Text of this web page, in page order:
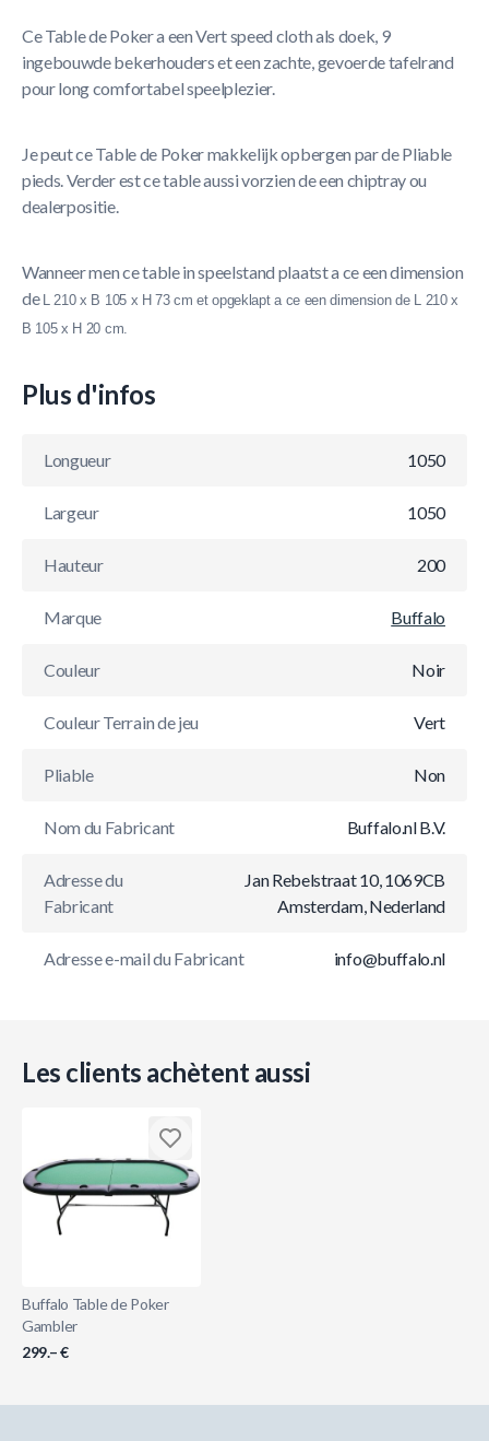
Ce Table de Poker a een Vert speed cloth als doek, 9
ingebouwde bekerhouders et een zachte, gevoerde tafelrand
pour long comfortabel speelplezier.
Je peut ce Table de Poker makkelijk opbergen par de Pliable
pieds. Verder est ce table aussi vorzien de een chiptray ou
dealerpositie.
Wanneer men ce table in speelstand plaatst a ce een dimension
de L 210 x B 105 x H 73 cm et opgeklapt a ce een dimension de L 210 x
B 105 x H 20 cm.
Plus d'infos
Longueur 1050
Largeur 1050
Hauteur 200
Marque Buffalo
Couleur Noir
Couleur Terrain de jeu Vert
Pliable Non
Nom du Fabricant Buffalo.nl B.V.
Adresse du
Fabricant
Jan Rebelstraat 10, 1069CB
Amsterdam, Nederland
Adresse e-mail du Fabricant info@buffalo.nl
Les clients achètent aussi
Buffalo Table de Poker
Gambler
299.– €